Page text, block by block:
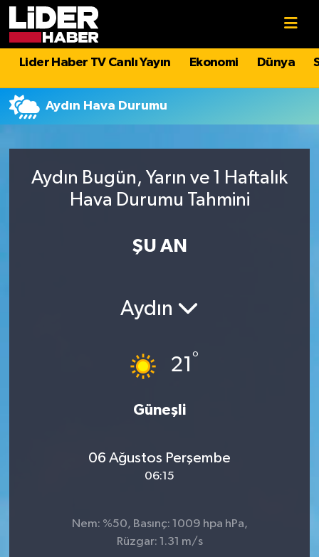
Lider Haber TV Canlı Yayın Ekonomi Dünya
Aydın Hava Durumu
Aydın Bugün, Yarın ve 1 Haftalık
Hava Durumu Tahmini
ŞU AN
Aydın
21°
Güneşli
06 Ağustos Perşembe
06:15
Nem: %50, Basınç: 1009 hpa hPa,
Rüzgar: 1.31 m/s
Politika
Asayiş
Magazin
Lider Haber TV Canlı Yayın izle
Hava Durumu
İstanbul Namaz Vakitleri
Süper Lig Puan Durumu ve Fikstür